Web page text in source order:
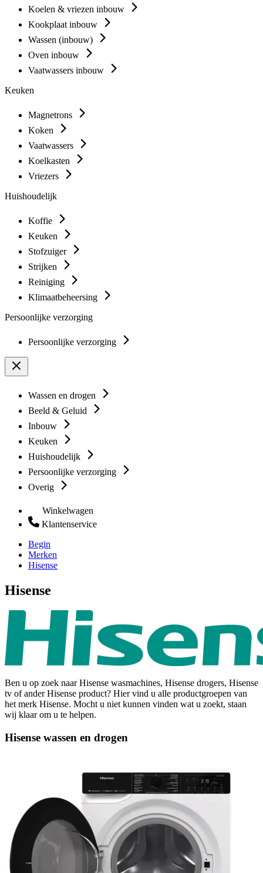
Koelen & vriezen inbouw
Kookplaat inbouw
Wassen (inbouw)
Oven inbouw
Vaatwassers inbouw
Keuken
Magnetrons
Koken
Vaatwassers
Koelkasten
Vriezers
Huishoudelijk
Koffie
Keuken
Stofzuiger
Strijken
Reiniging
Klimaatbeheersing
Persoonlijke verzorging
Persoonlijke verzorging
Wassen en drogen
Beeld & Geluid
Inbouw
Keuken
Huishoudelijk
Persoonlijke verzorging
Overig
Winkelwagen
Klantenservice
Begin
Merken
Hisense
Hisense
Ben u op zoek naar Hisense wasmachines, Hisense drogers, Hisense
tv of ander Hisense product? Hier vind u alle productgroepen van
het merk Hisense. Mocht u niet kunnen vinden wat u zoekt, staan
wij klaar om u te helpen.
Hisense wassen en drogen